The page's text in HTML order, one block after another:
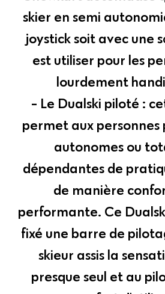
skier en semi
joystick soit avec une
est utiliser pour les
lourdement
- Le Dualski piloté :
permet aux
autonomes ou
dépendantes de
de manière
performante. Ce
fixé une barre de
skieur assis la
presque seul et au